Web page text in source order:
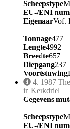
Scheepstype
EU-/ENI
EigenaarVof.
Tonnage477
Lengte4992
Breedte657
Diepgang237
Voortstuwing
4. 1987
in Kerkdriel
Gegevens
Scheepstype
EU-/ENI